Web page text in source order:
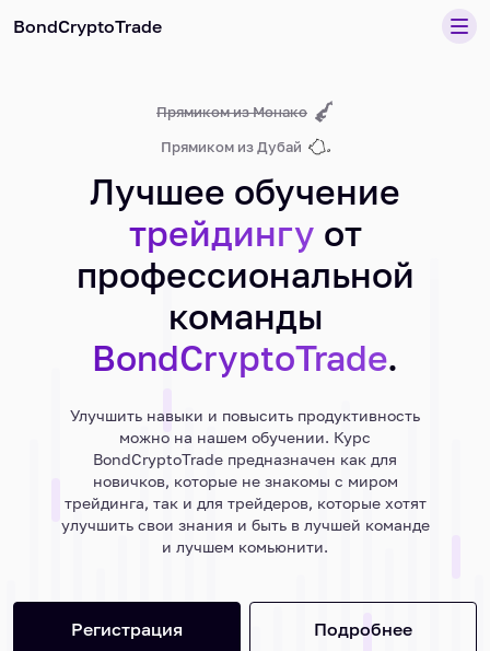
BondCryptoTrade
Прямиком из Монако
Прямиком из Дубай
Лучшее обучение
трейдингу от
профессиональной
команды
BondCryptoTrade.
Улучшить навыки и повысить продуктивность
можно на нашем обучении. Курс
BondCryptoTrade предназначен как для
новичков, которые не знакомы с миром
трейдинга, так и для трейдеров, которые хотят
улучшить свои знания и быть в лучшей команде
и лучшем комьюнити.
Регистрация Подробнее